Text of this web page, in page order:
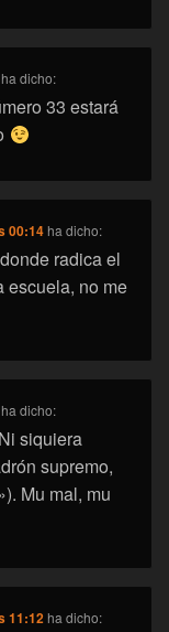
ha dicho:
33 estará
00:14 ha dicho:
radica el
escuela, no me
ha dicho:
siquiera
supremo,
Mu mal, mu
11:12 ha dicho: